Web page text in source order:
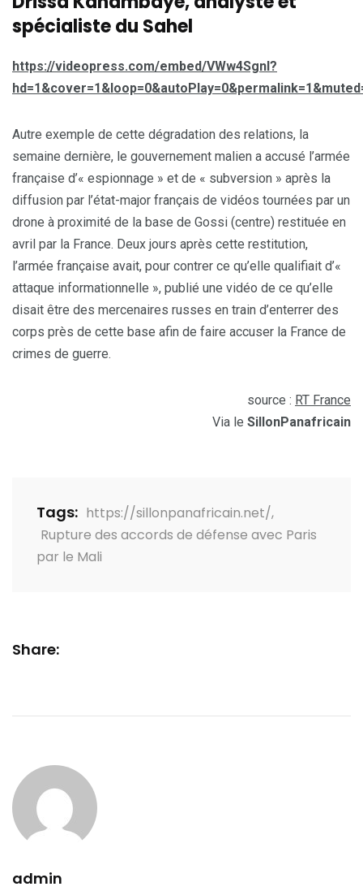
spécialiste du Sahel
https://videopress.com/embed/VWw4Sgnl?
Autre exemple de cette dégradation des relations, la
semaine dernière, le gouvernement malien a accusé l’armée
française d’« espionnage » et de « subversion » après la
diffusion par l’état-major français de vidéos tournées par un
drone à proximité de la base de Gossi (centre) restituée en
avril par la France. Deux jours après cette restitution,
l’armée française avait, pour contrer ce qu’elle qualifiait d’«
attaque informationnelle », publié une vidéo de ce qu’elle
disait être des mercenaires russes en train d’enterrer des
corps près de cette base afin de faire accuser la France de
crimes de guerre.
source : RT France
Via le SillonPanafricain
Tags: https://sillonpanafricain.net/,
Rupture des accords de défense avec Paris
par le Mali
Share:
admin